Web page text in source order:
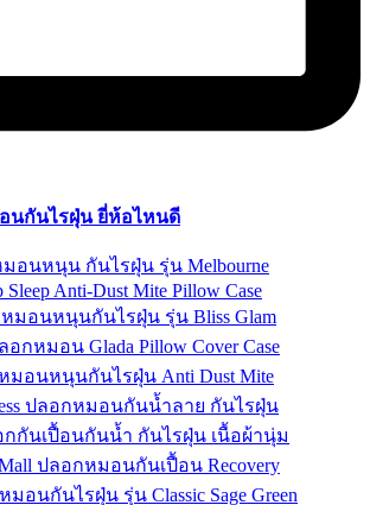
นกันไรฝุ่น ยี่ห้อไหนดี
อนหนุน กันไรฝุ่น รุ่น Melbourne
Sleep Anti-Dust Mite Pillow Case
หมอนหนุนกันไรฝุ่น รุ่น Bliss Glam
อกหมอน Glada Pillow Cover Case
มอนหนุนกันไรฝุ่น Anti Dust Mite
ปลอกหมอนกันน้ำลาย กันไรฝุ่น
กกันเปื้อนกันน้ำ กันไรฝุ่น เนื้อผ้านุ่ม
ปลอกหมอนกันเปื้อน Recovery
มอนกันไรฝุ่น รุ่น Classic Sage Green